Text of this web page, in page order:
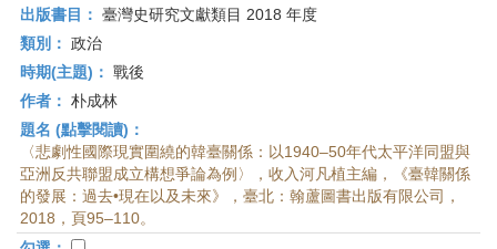
史
研
究
所-
首
出版書目： 臺灣史研究文獻類目 2018 年度
類別： 政治
時期(主題)： 戰後
作者： 朴成林
題名 (點擊閱讀)：
〈悲劇性國際現實圍繞的韓臺關係：以1940–50年代太平洋同盟與
亞洲反共聯盟成立構想爭論為例〉，收入河凡植主編，《臺韓關係
的發展：過去•現在以及未來》，臺北：翰蘆圖書出版有限公司，
2018，頁95–110。